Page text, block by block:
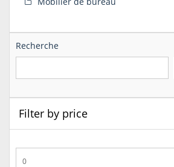
Recherche
Filter by price